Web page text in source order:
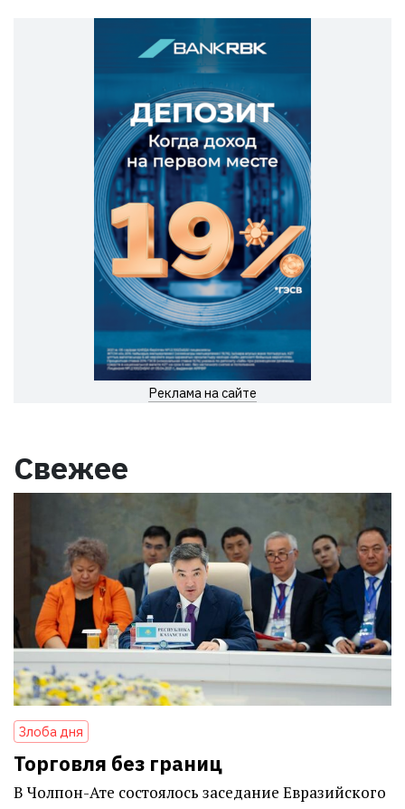
Реклама на сайте
Свежее
Злоба дня
Торговля без границ
В Чолпон-Ате состоялось заседание Евразийского